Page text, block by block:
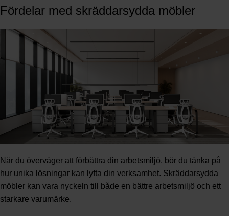
Fördelar med skräddarsydda möbler
När du överväger att förbättra din arbetsmiljö, bör du tänka på
hur unika lösningar kan lyfta din verksamhet. Skräddarsydda
möbler kan vara nyckeln till både en bättre arbetsmiljö och ett
starkare varumärke.